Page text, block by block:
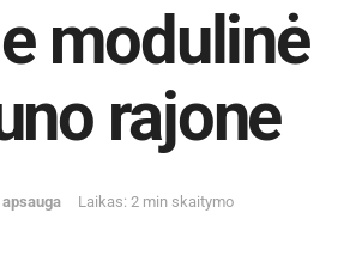
modulinė
rajone
Laikas: 2 min skaitymo